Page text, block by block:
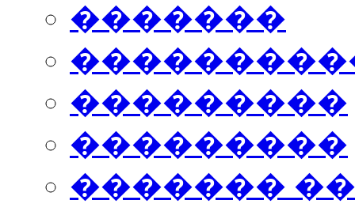
�������
���������
���������
�������